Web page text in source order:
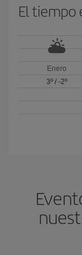
El tiempo
Enero
3º/ -2º